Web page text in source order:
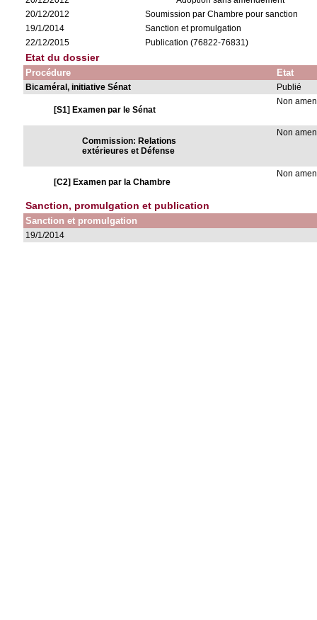
20/12/2012
Soumission par Chambre pour sanction
19/1/2014
Sanction et promulgation
22/12/2015
Publication (76822-76831)
Etat du dossier
Procédure Etat
Bicaméral, initiative Sénat Publié
[S1] Examen par le Sénat
Non
Commission: Relations
extérieures et Défense
Non
[C2] Examen par la Chambre
Non
Sanction, promulgation et publication
Sanction et promulgation
19/1/2014